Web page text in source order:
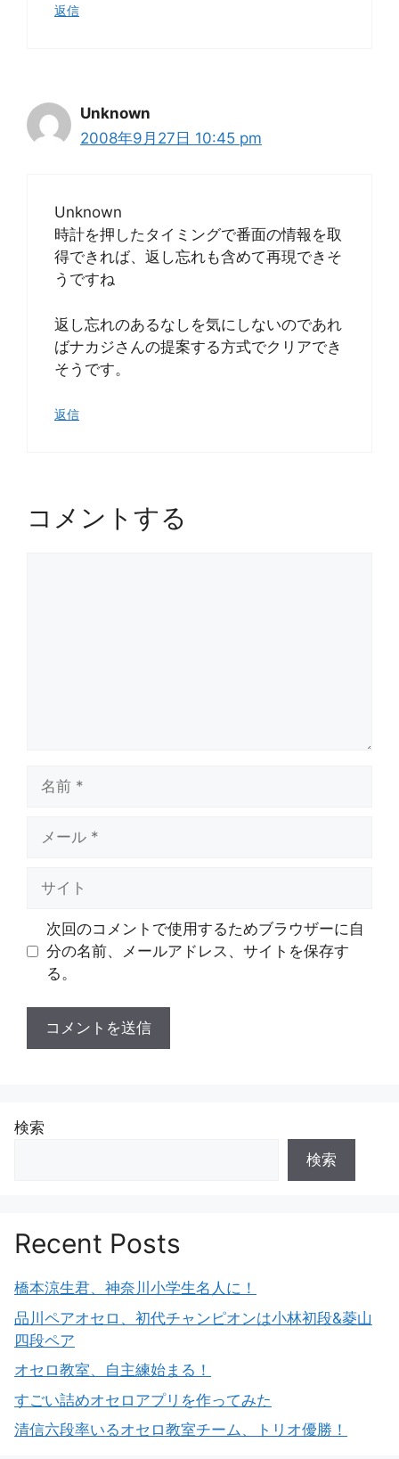
返信
Unknown
2008年9月27日 10:45 pm
Unknown
時計を押したタイミングで番面の情報を取
得できれば、返し忘れも含めて再現できそ
うですね
返し忘れのあるなしを気にしないのであれ
ばナカジさんの提案する方式でクリアでき
そうです。
返信
コメントする
次回のコメントで使用するためブラウザーに自
分の名前、メールアドレス、サイトを保存す
る。
検索
検索
Recent Posts
橋本涼生君、神奈川小学生名人に！
品川ペアオセロ、初代チャンピオンは小林初段&菱山
四段ペア
オセロ教室、自主練始まる！
すごい詰めオセロアプリを作ってみた
清信六段率いるオセロ教室チーム、トリオ優勝！